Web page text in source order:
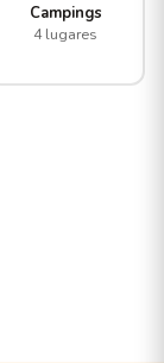
Campings
4 lugares